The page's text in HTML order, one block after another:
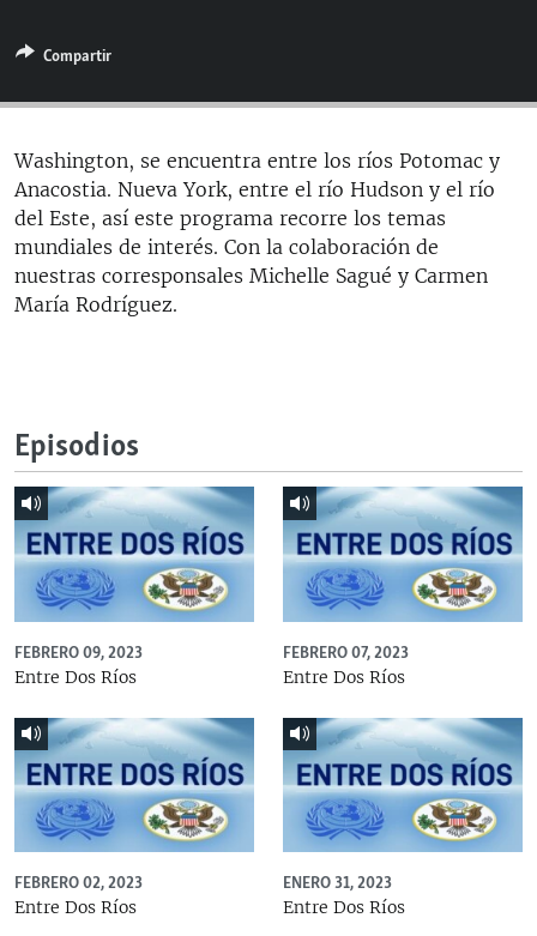
ESPECIALES
ESPECIALES
LA REALIDAD DE LA VIVIENDA EN CUBA
SER VIEJO EN CUBA
KENTU-CUBANO
LOS SANTOS DE HIALEAH
DESINFORMACIÓN RUSA EN AMÉRICA LATINA
MULTIMEDIA
EDITORIALES
SÍGUENOS
Compartir
Washington, se encuentra entre los ríos Potomac y
Anacostia. Nueva York, entre el río Hudson y el río
del Este, así este programa recorre los temas
mundiales de interés. Con la colaboración de
nuestras corresponsales Michelle Sagué y Carmen
María Rodríguez.
Episodios
FEBRERO 09, 2023
Entre Dos Ríos
FEBRERO 07, 2023
Entre Dos Ríos
FEBRERO 02, 2023
Entre Dos Ríos
ENERO 31, 2023
Entre Dos Ríos